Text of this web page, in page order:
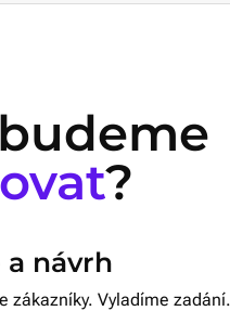
?
a návrh
zákazníky. Vyladíme zadání.